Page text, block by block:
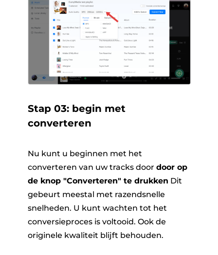
Stap 03: begin met
converteren
Nu kunt u beginnen met het
converteren van uw tracks door door op
de knop "Converteren" te drukken ​ Dit
gebeurt meestal met razendsnelle
snelheden. U kunt wachten tot het
conversieproces is voltooid. Ook de
originele kwaliteit blijft behouden.